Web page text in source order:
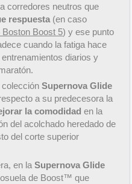
corredores neutros que
respuesta (en caso
Boston Boost 5) y ese punto
cuando la fatiga hace
diarios y
colección Supernova Glide
a su predecesora la
la comodidad en la
del acolchado heredado de
del corte superior
en la Supernova Glide
de Boost™ que